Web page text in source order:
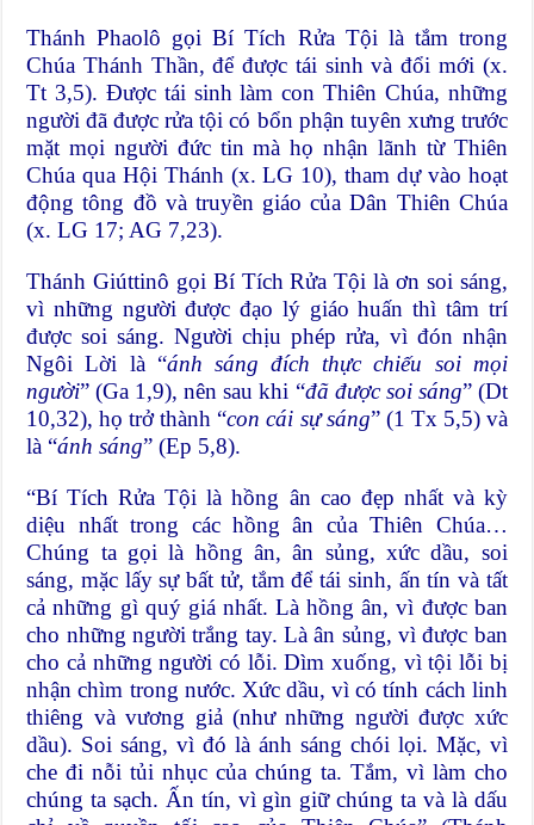
Thánh Phaolô gọi Bí Tích Rửa Tội là tắm trong
Chúa Thánh Thần, để được tái sinh và đổi mới (x.
Tt 3,5). Được tái sinh làm con Thiên Chúa, những
người đã được rửa tội có bổn phận tuyên xưng trước
mặt mọi người đức tin mà họ nhận lãnh từ Thiên
Chúa qua Hội Thánh (x. LG 10), tham dự vào hoạt
động tông đồ và truyền giáo của Dân Thiên Chúa
(x. LG 17; AG 7,23).
Thánh Giúttinô gọi Bí Tích Rửa Tội là ơn soi sáng,
vì những người được đạo lý giáo huấn thì tâm trí
được soi sáng. Người chịu phép rửa, vì đón nhận
Ngôi Lời là “ánh sáng đích thực chiếu soi mọi
người” (Ga 1,9), nên sau khi “đã được soi sáng” (Dt
10,32), họ trở thành “con cái sự sáng” (1 Tx 5,5) và
là “ánh sáng” (Ep 5,8).
“Bí Tích Rửa Tội là hồng ân cao đẹp nhất và kỳ
diệu nhất trong các hồng ân của Thiên Chúa…
Chúng ta gọi là hồng ân, ân sủng, xức dầu, soi
sáng, mặc lấy sự bất tử, tắm để tái sinh, ấn tín và tất
cả những gì quý giá nhất. Là hồng ân, vì được ban
cho những người trắng tay. Là ân sủng, vì được ban
cho cả những người có lỗi. Dìm xuống, vì tội lỗi bị
nhận chìm trong nước. Xức dầu, vì có tính cách linh
thiêng và vương giả (như những người được xức
dầu). Soi sáng, vì đó là ánh sáng chói lọi. Mặc, vì
che đi nỗi tủi nhục của chúng ta. Tắm, vì làm cho
chúng ta sạch. Ấn tín, vì gìn giữ chúng ta và là dấu